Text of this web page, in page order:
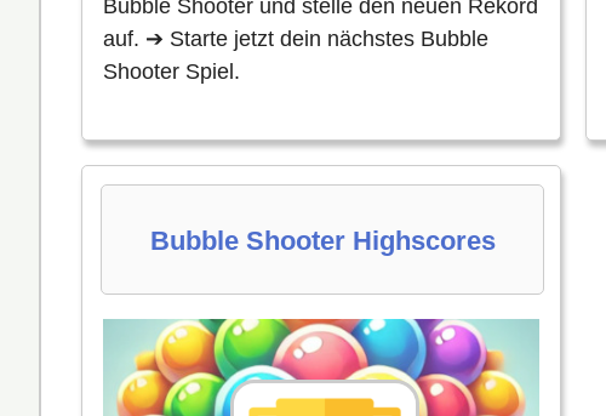
Bubble Shooter und stelle den neuen Rekord
auf. ➔ Starte jetzt dein nächstes Bubble
Shooter Spiel.
Bubble Shooter Highscores